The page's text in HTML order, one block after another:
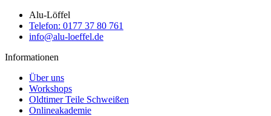
Alu-Löffel
Telefon: 0177 37 80 761
info@alu-loeffel.de
Informationen
Über uns
Workshops
Oldtimer Teile Schweißen
Onlineakademie